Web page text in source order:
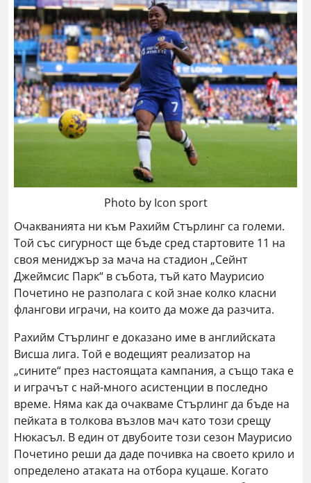
Photo by Icon sport
Очакванията ни към Рахийм Стърлинг са големи.
Той със сигурност ще бъде сред стартовите 11 на
своя мениджър за мача на стадион „Сейнт
Джеймсис Парк“ в събота, тъй като Маурисио
Почетино не разполага с кой знае колко класни
флангови играчи, на които да може да разчита.
Рахийм Стърлинг е доказано име в английската
Висша лига. Той е водещият реализатор на
„сините“ през настоящата кампания, а също така е
и играчът с най-много асистенции в последно
време. Няма как да очакваме Стърлинг да бъде на
пейката в толкова възлов мач като този срещу
Нюкасъл. В един от двубоите този сезон Маурисио
Почетино реши да даде почивка на своето крило и
определено атаката на отбора куцаше. Когато